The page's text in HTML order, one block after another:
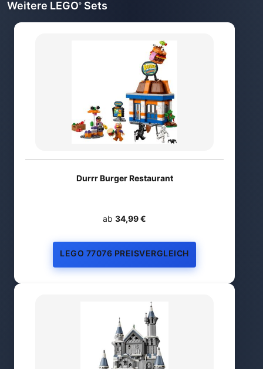
Weitere LEGO® Sets
Durrr Burger Restaurant
ab 34,99 €
LEGO 77076 PREISVERGLEICH